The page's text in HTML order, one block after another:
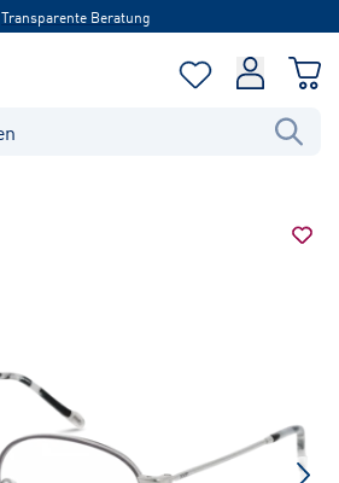
Transparente Beratung